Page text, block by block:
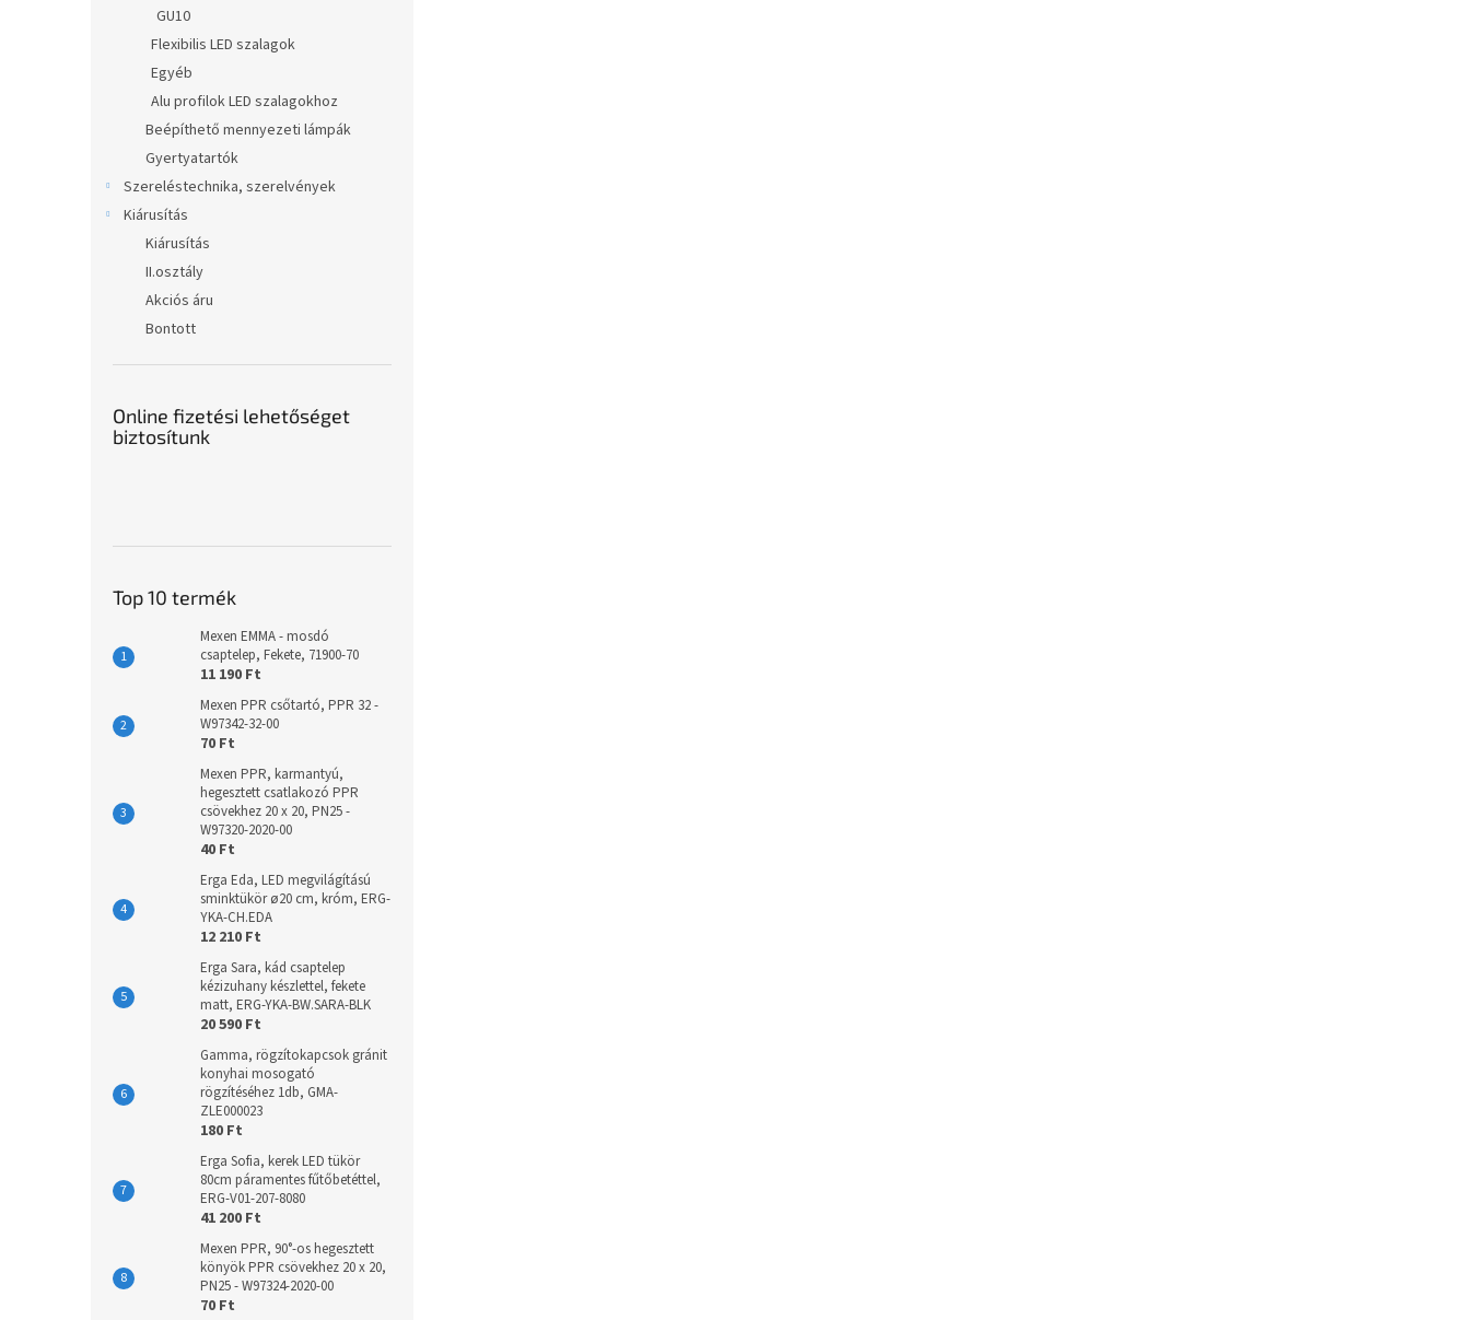
GU10
Flexibilis LED szalagok
Egyéb
Alu profilok LED szalagokhoz
Beépíthető mennyezeti lámpák
Gyertyatartók
Szereléstechnika, szerelvények
Kiárusítás
Kiárusítás
II.osztály
Akciós áru
Bontott
Online fizetési lehetőséget
biztosítunk
Top 10 termék
Mexen EMMA - mosdó
csaptelep, Fekete, 71900-70
11 190 Ft
Mexen PPR csőtartó, PPR 32 -
W97342-32-00
70 Ft
Mexen PPR, karmantyú,
hegesztett csatlakozó PPR
csövekhez 20 x 20, PN25 -
W97320-2020-00
40 Ft
Erga Eda, LED megvilágítású
sminktükör ø20 cm, króm, ERG-
YKA-CH.EDA
12 210 Ft
Erga Sara, kád csaptelep
kézizuhany készlettel, fekete
matt, ERG-YKA-BW.SARA-BLK
20 590 Ft
Gamma, rögzítokapcsok gránit
konyhai mosogató
rögzítéséhez 1db, GMA-
ZLE000023
180 Ft
Erga Sofia, kerek LED tükör
80cm páramentes fűtőbetéttel,
ERG-V01-207-8080
41 200 Ft
Mexen PPR, 90°-os hegesztett
könyök PPR csövekhez 20 x 20,
PN25 - W97324-2020-00
70 Ft